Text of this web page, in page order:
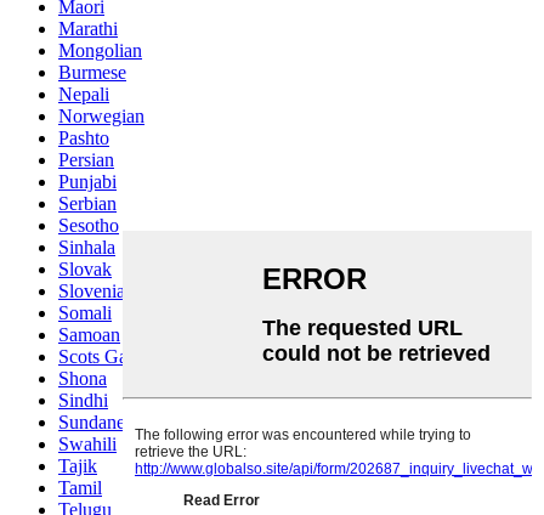
Maori
Marathi
Mongolian
Burmese
Nepali
Norwegian
Pashto
Persian
Punjabi
Serbian
Sesotho
Sinhala
Slovak
Slovenian
Somali
Samoan
Scots Gaelic
Shona
Sindhi
Sundanese
Swahili
Tajik
Tamil
Telugu